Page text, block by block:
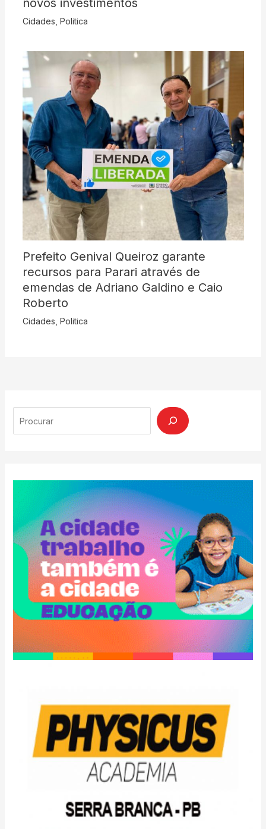
novos investimentos
Cidades, Politica
Prefeito Genival Queiroz garante
recursos para Parari através de
emendas de Adriano Galdino e Caio
Roberto
Cidades Politica